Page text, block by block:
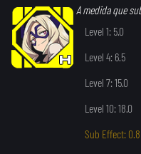
A medida que
Level 1: 5.0
Level 4: 6.5
Level 7: 15.0
Level 10: 18.0
Sub Effect: 0.8